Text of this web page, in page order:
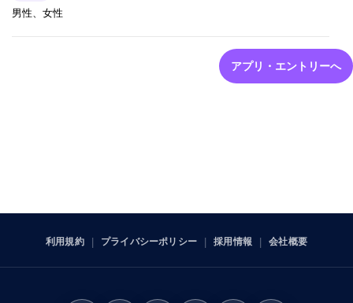
男性、女性
アプリ・エントリーへ
利用規約 プライバシーポリシー 採用情報 会社概要